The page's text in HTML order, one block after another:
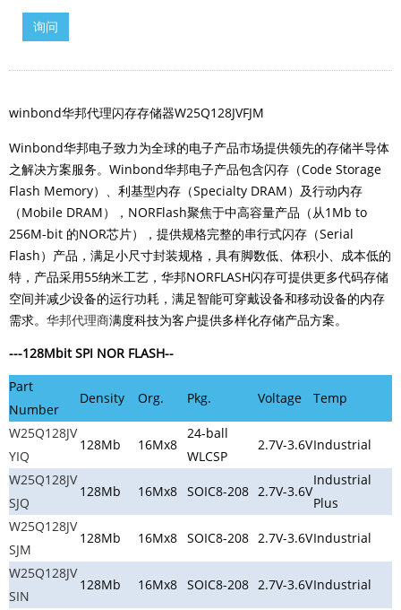
询问
winbond华邦代理闪存存储器W25Q128JVFJM
Winbond华邦电子致力为全球的电子产品市场提供领先的存储半导体
之解决方案服务。Winbond华邦电子产品包含闪存（Code Storage
Flash Memory）、利基型内存（Specialty DRAM）及行动内存
（Mobile DRAM），NORFlash聚焦于中高容量产品（从1Mb to
256M-bit 的NOR芯片），提供规格完整的串行式闪存（Serial
Flash）产品，满足小尺寸封装规格，具有脚数低、体积小、成本低的
特，产品采用55纳米工艺，华邦NORFLASH闪存可提供更多代码存储
空间并减少设备的运行功耗，满足智能可穿戴设备和移动设备的内存
需求。 华邦代理商满度科技为客户提供多样化存储产品方案。
---128MbitSPI NOR FLASH--
Part
Number
Density Org. Pkg. Voltage Temp
W25Q128JV
YIQ
128Mb 16Mx8
24-ball
WLCSP
2.7V-3.6VIndustrial
W25Q128JV
SJQ
128Mb 16Mx8 SOIC8-208 2.7V-3.6V
Industrial
Plus
W25Q128JV
SJM
128Mb 16Mx8 SOIC8-208 2.7V-3.6VIndustrial
W25Q128JV
SIN
128Mb 16Mx8 SOIC8-208 2.7V-3.6VIndustrial